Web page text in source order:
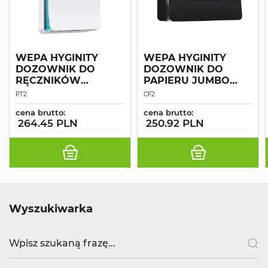
WEPA HYGINITY
DOZOWNIK DO
RĘCZNIKÓW
INTERFOLD MAŁY
BIAŁY
PT2
cena brutto:
264.45 PLN
WEPA HYGINITY
DOZOWNIK DO
PAPIERU JUMBO
CENTERFEED
CZARNY
CF2
cena brutto:
250.92 PLN
Wyszukiwarka